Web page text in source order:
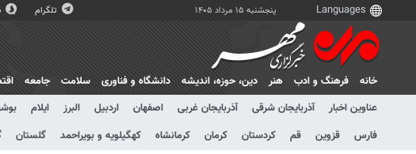
پنجشنبه ۱۵ مرداد ۱۴۰۵ تلگرام
خانه فرهنگ و ادب هنر دين، حوزه، انديشه دانشگاه و فناوری سلامت جامعه
عناوین اخبار
آذربایجان شرقی آذربایجان غربی اصفهان اردبیل البرز ایلام
فارس
قزوین قم کردستان کرمان کرمانشاه کهگیلویه و بویراحمد گلستان